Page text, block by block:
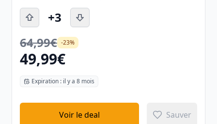
+3
64,99€ -23%
49,99€
Expiration : il y a 8 mois
Voir le deal Sauver